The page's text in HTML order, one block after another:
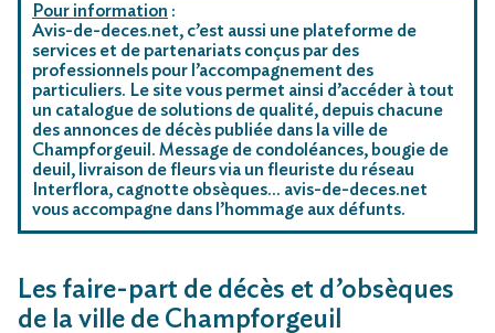
Pour information :
Avis-de-deces.net, c’est aussi une plateforme de
services et de partenariats conçus par des
professionnels pour l’accompagnement des
particuliers. Le site vous permet ainsi d’accéder à tout
un catalogue de solutions de qualité, depuis chacune
des annonces de décès publiée dans la ville de
Champforgeuil. Message de condoléances, bougie de
deuil, livraison de fleurs via un fleuriste du réseau
Interflora, cagnotte obsèques… avis-de-deces.net
vous accompagne dans l’hommage aux défunts.
Les faire-part de décès et d’obsèques
de la ville de Champforgeuil